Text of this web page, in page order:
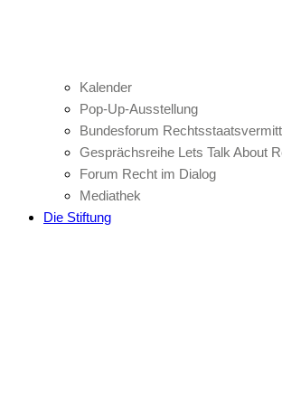
Kalender
Pop-Up-Ausstellung
Bundesforum
Gesprächsreihe Lets Talk About
Forum Recht im Dialog
Mediathek
Die Stiftung